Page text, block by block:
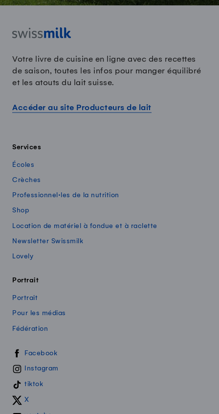
Votre livre de cuisine en ligne avec des recettes
de saison, toutes les infos pour manger équilibré
et les atouts du lait suisse.
Accéder au site Producteurs de lait
Services
Écoles
Crèches
Professionnel·les de la nutrition
Shop
Location de matériel à fondue et à raclette
Newsletter Swissmilk
Lovely
Portrait
Portrait
Pour les médias
Fédération
Swissmilk sur les réseaux sociaux
Facebook
Instagram
tiktok
X